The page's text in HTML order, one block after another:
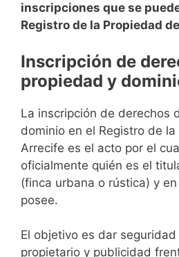
inscripciones que se
Registro de la Propiedad
Inscripción de
propiedad y
La inscripción de derechos
dominio en el Registro de
Arrecife es el acto por el
oficialmente quién es el
(finca urbana o rústica) y
posee.
El objetivo es dar
propietario y publicidad